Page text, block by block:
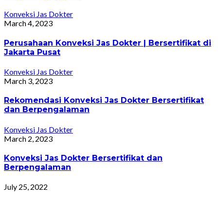
Konveksi Jas Dokter
March 4, 2023
Perusahaan Konveksi Jas Dokter | Bersertifikat di
Jakarta Pusat
Konveksi Jas Dokter
March 3, 2023
Rekomendasi Konveksi Jas Dokter Bersertifikat
dan Berpengalaman
Konveksi Jas Dokter
March 2, 2023
Konveksi Jas Dokter Bersertifikat dan
Berpengalaman
July 25, 2022